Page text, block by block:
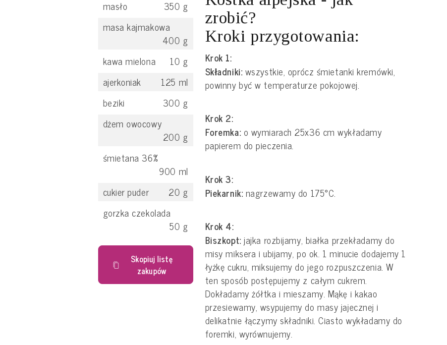
masło
350 g
masa kajmakowa
400 g
kawa mielona
10 g
ajerkoniak
125 ml
beziki
300 g
dżem owocowy
200 g
śmietana 36%
900 ml
cukier puder
20 g
gorzka czekolada
50 g
Skopiuj listę
zakupów
zrobić?
Kroki przygotowania:
Krok 1:
Składniki: wszystkie, oprócz śmietanki kremówki,
powinny być w temperaturze pokojowej.
Krok 2:
Foremka: o wymiarach 25x36 cm wykładamy
papierem do pieczenia.
Krok 3:
Piekarnik: nagrzewamy do 175°C.
Krok 4:
Biszkopt: jajka rozbijamy, białka przekładamy do
misy miksera i ubijamy, po ok. 1 minucie dodajemy 1
łyżkę cukru, miksujemy do jego rozpuszczenia. W
ten sposób postępujemy z całym cukrem.
Dokładamy żółtka i mieszamy. Mąkę i kakao
przesiewamy, wsypujemy do masy jajecznej i
delikatnie łączymy składniki. Ciasto wykładamy do
foremki, wyrównujemy.